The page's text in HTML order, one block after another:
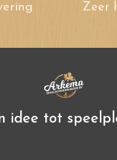
Zeer
idee tot